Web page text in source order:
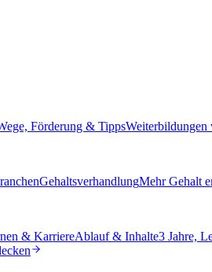
Förderung & TippsWeiterbildungen
GehaltsverhandlungMehr Gehalt
& KarriereAblauf & Inhalte3 Jahre,